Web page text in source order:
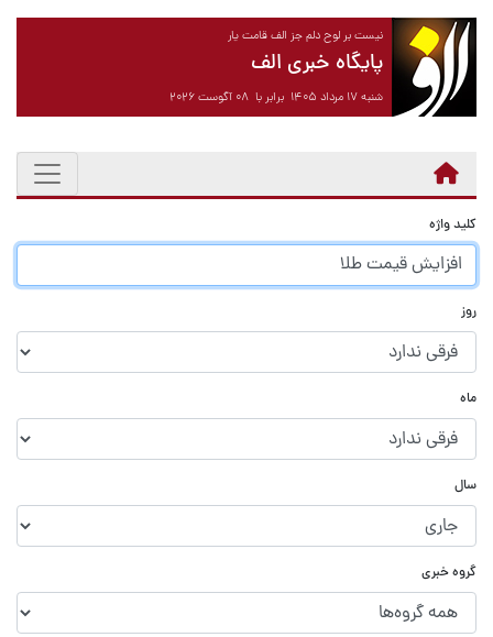
نیست بر لوح دلم جز الف قامت یار
پایگاه خبری الف
شنبه ۱۷ مرداد ۱۴۰۵ برابر با ۰۸ آگوست ۲۰۲۶
کلید واژه
روز
ماه
سال
گروه خبری